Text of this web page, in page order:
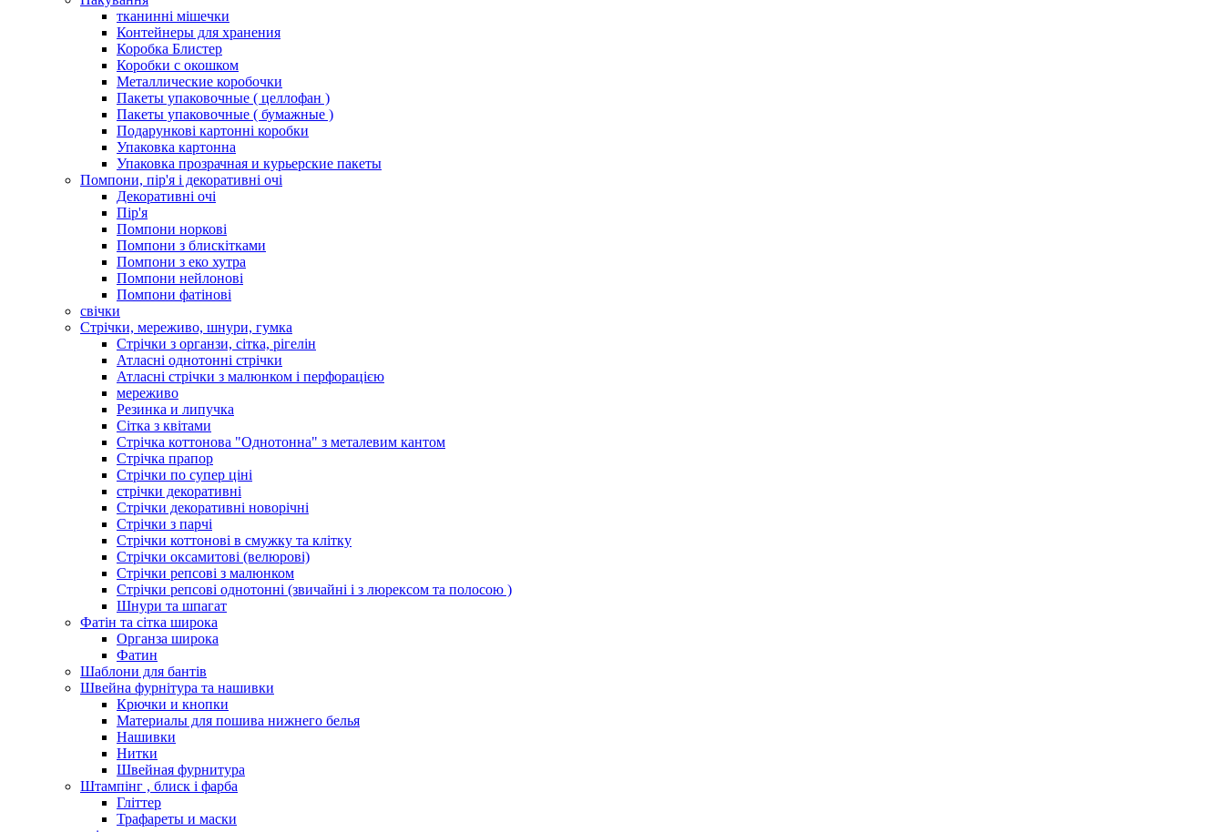
тканинні мішечки
Контейнеры для хранения
Коробка Блистер
Коробки с окошком
Металлические коробочки
Пакеты упаковочные ( целлофан )
Пакеты упаковочные ( бумажные )
Подарункові картонні коробки
Упаковка картонна
Упаковка прозрачная и курьерские пакеты
Помпони, пір'я і декоративні очі
Декоративні очі
Пір'я
Помпони норкові
Помпони з блискітками
Помпони з еко хутра
Помпони нейлонові
Помпони фатінові
свічки
Стрічки, мереживо, шнури, гумка
Стрічки з органзи, сітка, рігелін
Атласні однотонні стрічки
Атласні стрічки з малюнком і перфорацією
мереживо
Резинка и липучка
Сітка з квітами
Стрічка коттонова "Однотонна" з металевим кантом
Стрічка прапор
Стрічки по супер ціні
стрічки декоративні
Стрічки декоративні новорічні
Стрічки з парчі
Стрічки коттонові в смужку та клітку
Стрічки оксамитові (велюрові)
Стрічки репсові з малюнком
Стрічки репсові однотонні (звичайні і з люрексом та полосою )
Шнури та шпагат
Фатін та сітка широка
Органза широка
Фатин
Шаблони для бантів
Швейна фурнітура та нашивки
Крючки и кнопки
Материалы для пошива нижнего белья
Нашивки
Нитки
Швейная фурнитура
Штампінг , блиск і фарба
Гліттер
Трафареты и маски